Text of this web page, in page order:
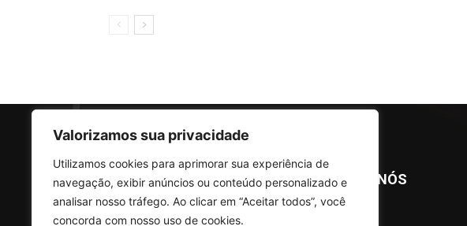
Valorizamos sua privacidade
Utilizamos cookies para aprimorar sua experiência de
navegação, exibir anúncios ou conteúdo personalizado e
analisar nosso tráfego. Ao clicar em “Aceitar todos”, você
concorda com nosso uso de cookies.
SOBRE NÓS